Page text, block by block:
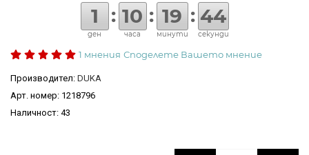
1
ден
: 10
часа
: 19
минути
: 43
секунди
1 мнения Споделете Вашето мнение
Производител: DUKA
Арт. номер: 1218796
Наличност: 43